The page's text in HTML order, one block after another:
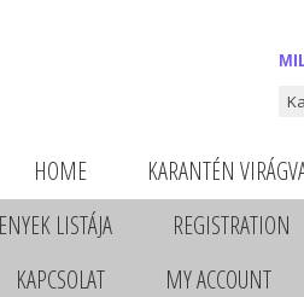
HOME KARANTÉN
LISTÁJA REGISTRATION
KAPCSOLAT MY ACCOUNT